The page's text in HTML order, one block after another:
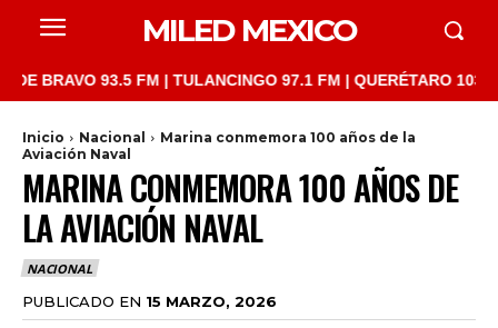
MILED MEXICO
93.5 FM | TULANCINGO 97.1 FM | QUERÉTARO 103.1 FM
Inicio Nacional
Marina conmemora 100 años de la
Aviación Naval
MARINA CONMEMORA 100 AÑOS DE
LA AVIACIÓN NAVAL
NACIONAL
PUBLICADO EN 15 MARZO, 2026